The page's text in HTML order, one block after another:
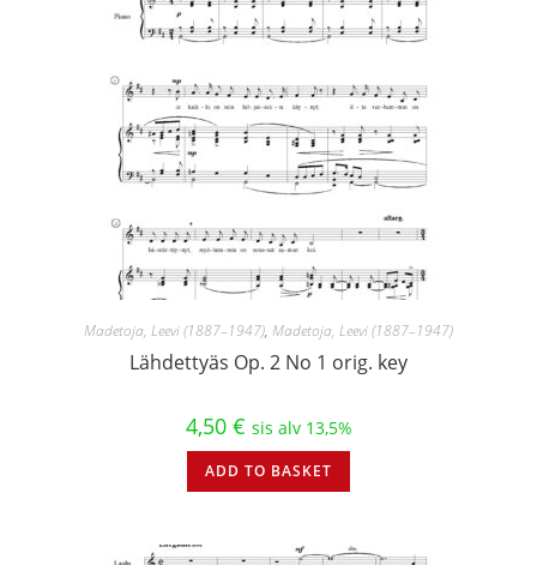
Madetoja, Leevi (1887–1947), Madetoja, Leevi (1887–1947)
Lähdettyäs Op. 2 No 1 orig. key
4,50 € sis alv 13,5%
ADD TO BASKET